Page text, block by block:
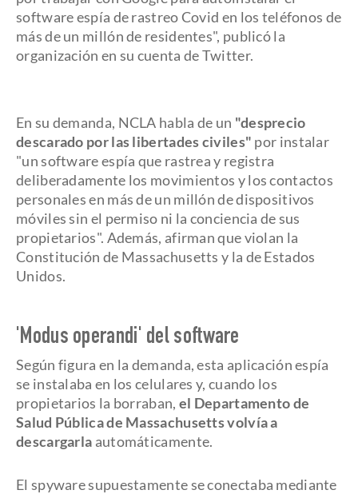
software espía de rastreo Covid en los teléfonos de
más de un millón de residentes", publicó la
organización en su cuenta de Twitter.
En su demanda, NCLA habla de un "desprecio
descarado por las libertades civiles" por instalar
"un software espía que rastrea y registra
deliberadamente los movimientos y los contactos
personales en más de un millón de dispositivos
móviles sin el permiso ni la conciencia de sus
propietarios". Además, afirman que violan la
Constitución de Massachusetts y la de Estados
Unidos.
'Modus operandi' del software
Según figura en la demanda, esta aplicación espía
se instalaba en los celulares y, cuando los
propietarios la borraban, el Departamento de
Salud Pública de Massachusetts volvía a
descargarla automáticamente.
El spyware supuestamente se conectaba mediante